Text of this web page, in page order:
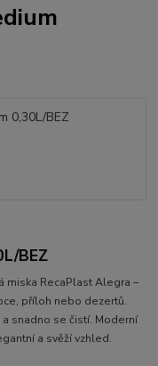
BEZ
miska RecaPlast Alegra –
příloh nebo dezertů.
snadno se čistí. Moderní
a svěží vzhled.